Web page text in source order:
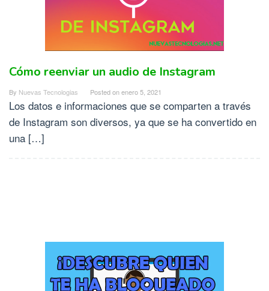
Cómo reenviar un audio de Instagram
By Nuevas Tecnologias Posted onenero 5, 2021
Los datos e informaciones que se comparten a través
de Instagram son diversos, ya que se ha convertido en
una […]